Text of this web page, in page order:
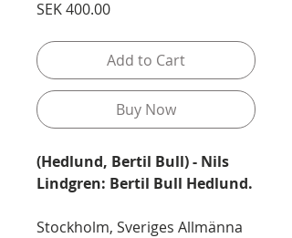
SEK 400.00Price
Add to Cart
Buy Now
(Hedlund, Bertil Bull) - Nils
Lindgren: Bertil Bull Hedlund.
Stockholm, Sveriges Allmänna